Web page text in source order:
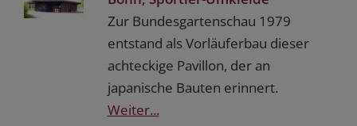
Zur Bundesgartenschau 1979
entstand als Vorläuferbau dieser
achteckige Pavillon, der an
japanische Bauten erinnert.
Weiter...